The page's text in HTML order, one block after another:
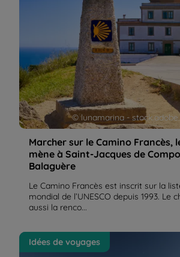
© lunamarina -
Marcher sur le Camino Francès,
mène à Saint-Jacques de
Balaguère
Le Camino Francès est inscrit sur la
mondial de l’UNESCO depuis 1993. Le
aussi la renco...
Mon voyage en Argentine - Chili :
La Balaguère
Idées de voyages